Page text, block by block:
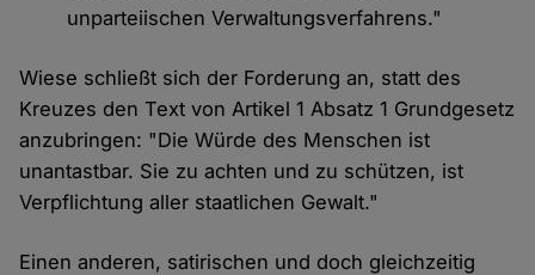
unparteiischen Verwaltungsverfahrens."
Wiese schließt sich der Forderung an, statt des
Kreuzes den Text von Artikel 1 Absatz 1 Grundgesetz
anzubringen: "Die Würde des Menschen ist
unantastbar. Sie zu achten und zu schützen, ist
Verpflichtung aller staatlichen Gewalt."
Einen anderen, satirischen und doch gleichzeitig